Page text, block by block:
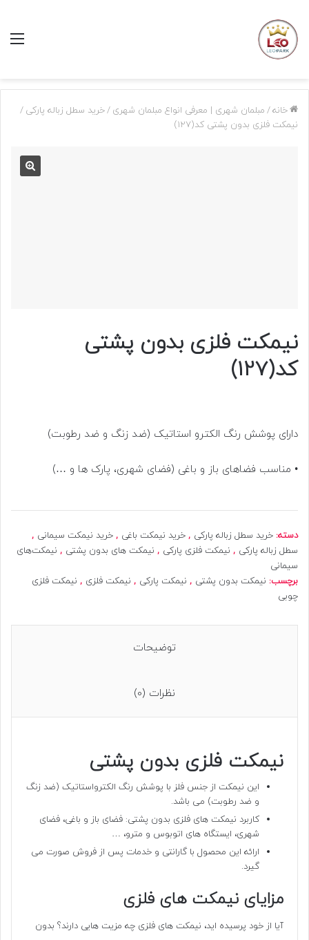
خانه/ مبلمان شهری | معرفی انواع مبلمان شهری /خرید سطل زباله پارکی /
نیمکت فلزی بدون پشتی کد(127)
نیمکت فلزی بدون پشتی
کد(127)
دارای پوشش رنگ الکترو استاتیک (ضد زنگ و ضد رطوبت)
• مناسب فضاهای باز و باغی (فضای شهری، پارک ها و …)
دسته: خرید سطل زباله پارکی , خرید نیمکت باغی , خرید نیمکت سیمانی ,
سطل زباله پارکی , نیمکت فلزی پارکی , نیمکت های بدون پشتی , نیمکت‌های
سیمانی
برچسب: نیمکت بدون پشتی , نیمکت پارکی , نیمکت فلزی , نیمکت فلزی
چوبی
توضیحات
نظرات (0)
نیمکت فلزی بدون پشتی
این نیمکت از جنس فلز با پوشش رنگ الکترواستاتیک (ضد زنگ
و ضد رطوبت) می باشد.
کاربرد نیمکت های فلزی بدون پشتی: فضای باز و باغی، فضای
شهری، ایستگاه های اتوبوس و مترو، …
ارائه این محصول با گارانتی و خدمات پس از فروش صورت می
گیرد.
مزایای نیمکت های فلزی
آیا از خود پرسیده اید، نیمکت های فلزی چه مزیت هایی دارند؟ بدون